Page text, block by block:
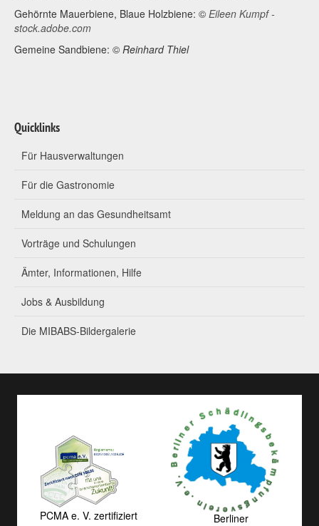
Gehörnte Mauerbiene, Blaue Holzbiene: © Eileen Kumpf -
stock.adobe.com
Gemeine Sandbiene: © Reinhard Thiel
Quicklinks
Für Hausverwaltungen
Für die Gastronomie
Meldung an das Gesundheitsamt
Vorträge und Schulungen
Ämter, Informationen, Hilfe
Jobs & Ausbildung
Die MIBABS-Bildergalerie
PCMA e. V. zertifiziert
Berliner